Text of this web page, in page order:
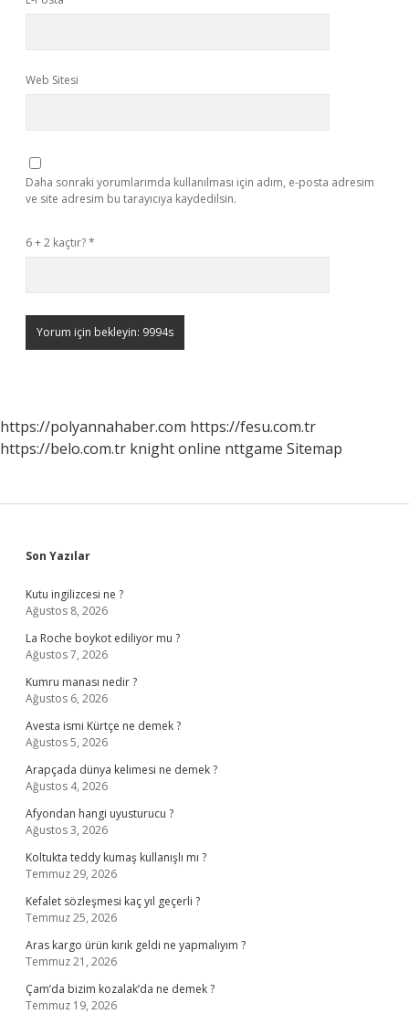
Web Sitesi
Daha sonraki yorumlarımda kullanılması için adım, e-posta adresim
ve site adresim bu tarayıcıya kaydedilsin.
6 + 2 kaçtır?*
https://polyannahaber.com https://fesu.com.tr
https://belo.com.tr knight online nttgame Sitemap
Sidebar
Son Yazılar
Kutu ingilizcesi ne ?
Ağustos 8, 2026
La Roche boykot ediliyor mu ?
Ağustos 7, 2026
Kumru manası nedir ?
Ağustos 6, 2026
Avesta ismi Kürtçe ne demek ?
Ağustos 5, 2026
Arapçada dünya kelimesi ne demek ?
Ağustos 4, 2026
Afyondan hangi uyusturucu ?
Ağustos 3, 2026
Koltukta teddy kumaş kullanışlı mı ?
Temmuz 29, 2026
Kefalet sözleşmesi kaç yıl geçerli ?
Temmuz 25, 2026
Aras kargo ürün kırık geldi ne yapmalıyım ?
Temmuz 21, 2026
Çam’da bizim kozalak’da ne demek ?
Temmuz 19, 2026